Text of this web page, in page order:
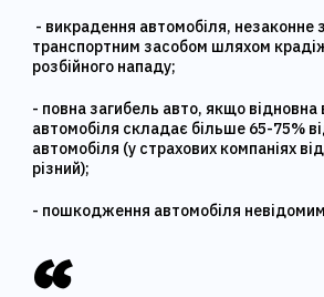
- викрадення автомобіля, незаконне
транспортним засобом шляхом
розбійного нападу;
- повна загибель авто, якщо відновна
автомобіля складає більше 65-75%
автомобіля (у страхових компаніях
різний);
- пошкодження автомобіля